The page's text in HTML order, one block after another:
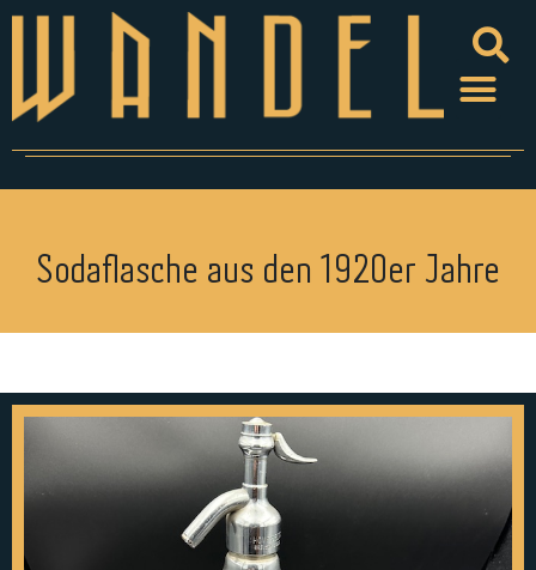
Sodaflasche aus den 1920er Jahre